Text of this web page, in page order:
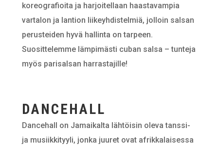
koreografioita ja harjoitellaan haastavampia
vartalon ja lantion liikeyhdistelmiä, jolloin salsan
perusteiden hyvä hallinta on tarpeen.
Suosittelemme lämpimästi cuban salsa – tunteja
myös parisalsan harrastajille!
DANCEHALL
Dancehall on Jamaikalta lähtöisin oleva tanssi-
ja musiikkityyli, jonka juuret ovat afrikkalaisessa